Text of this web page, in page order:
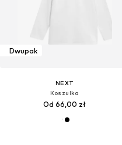
Dwupak
NEXT
Koszulka
Od 66,00 zł